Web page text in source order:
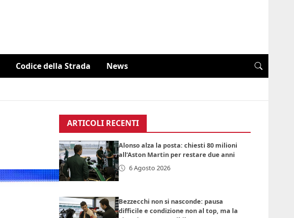
Codice della Strada News
ARTICOLI RECENTI
Alonso alza la posta: chiesti 80 milioni
all’Aston Martin per restare due anni
6 Agosto 2026
Bezzecchi non si nasconde: pausa
difficile e condizione non al top, ma la